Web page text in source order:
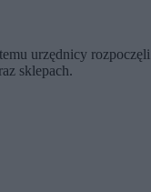
urzędnicy
sklepach.